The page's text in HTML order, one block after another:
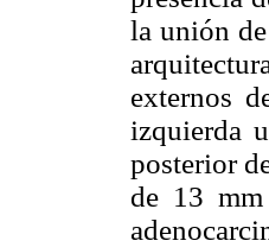
la unión
externos
izquierda
posterior
de 13